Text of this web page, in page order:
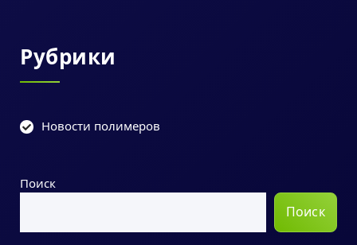
Рубрики
Новости полимеров
Поиск
Поиск